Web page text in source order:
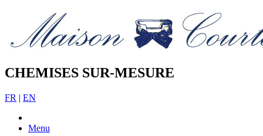
CHEMISES SUR-MESURE
FR | EN
Menu